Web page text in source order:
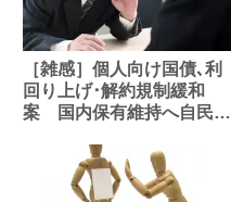
［雑感］個人向け国債､利
回り上げ･解約規制緩和
案 国内保有維持へ自民に